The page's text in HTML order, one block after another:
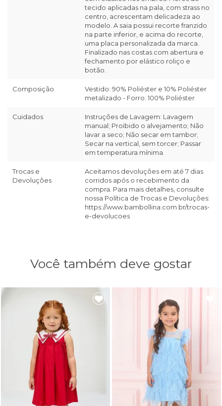
tecido aplicadas na pala, com strass no
centro, acrescentam delicadeza ao
modelo. A saia possui recorte franzido
na parte inferior, e acima do recorte,
uma placa personalizada da marca.
Finalizado nas costas com abertura e
fechamento por elástico roliço e
botão.
Composição
Vestido: 90% Poliéster e 10% Poliéster
metalizado - Forro: 100% Poliéster
Cuidados
Instruções de Lavagem: Lavagem
manual; Proibido o alvejamento; Não
lavar a seco; Não secar em tambor;
Secar na vertical, sem torcer; Passar
em temperatura mínima.
Trocas e
Devoluções
Aceitamos devoluções em até 7 dias
corridos após o recebimento da
compra. Para mais detalhes, consulte
nossa Política de Trocas e Devoluções:
https://www.bambollina.com.br/trocas-
e-devolucoes
Você também deve gostar